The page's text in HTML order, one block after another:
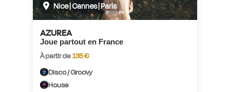
Nice | Cannes | Paris
AZUREA
Joue partout en France
À partir de 135 €
Disco / Groovy
House